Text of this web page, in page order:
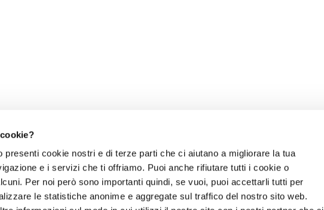
presenti cookie nostri e di terze parti che ci aiutano a migliorare la tua
e i servizi che ti offriamo. Puoi anche rifiutare tutti i cookie o
Per noi però sono importanti quindi, se vuoi, puoi accettarli tutti per
le statistiche anonime e aggregate sul traffico del nostro sito web.
INFOLINE info@stramilano.it